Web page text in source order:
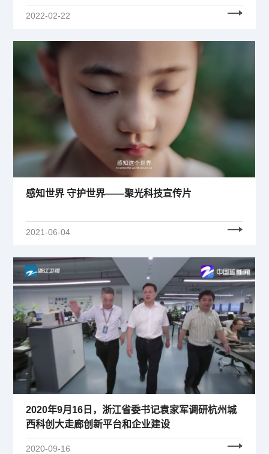
2022-02-22
感知世界 守护世界——聚光科技宣传片
2021-06-04
2020年9月16日，浙江省委书记袁家军调研杭州城
西科创大走廊创新平台和企业建设
2020-09-16